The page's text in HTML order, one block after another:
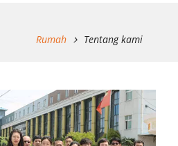
Rumah Tentang kami